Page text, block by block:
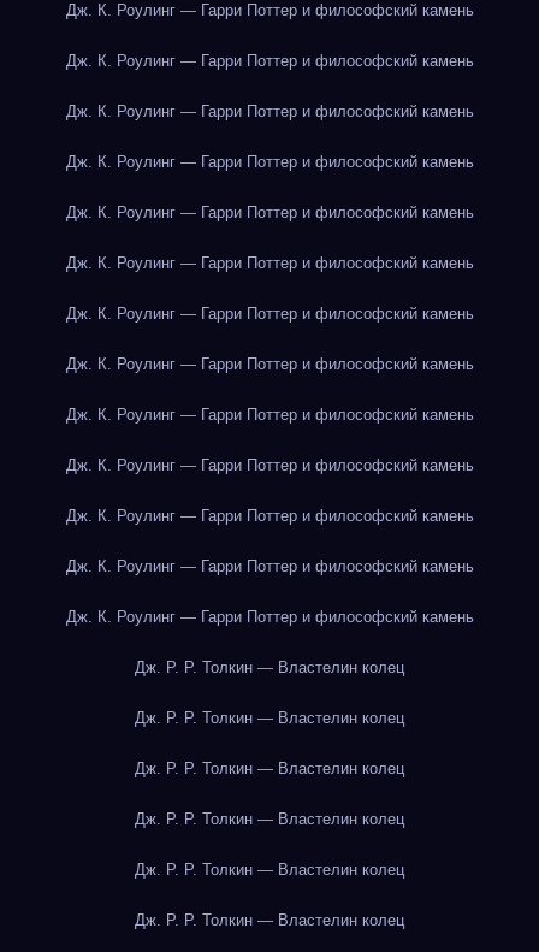
Дж. К. Роулинг — Гарри Поттер и философский камень
Дж. К. Роулинг — Гарри Поттер и философский камень
Дж. К. Роулинг — Гарри Поттер и философский камень
Дж. К. Роулинг — Гарри Поттер и философский камень
Дж. К. Роулинг — Гарри Поттер и философский камень
Дж. К. Роулинг — Гарри Поттер и философский камень
Дж. К. Роулинг — Гарри Поттер и философский камень
Дж. К. Роулинг — Гарри Поттер и философский камень
Дж. К. Роулинг — Гарри Поттер и философский камень
Дж. К. Роулинг — Гарри Поттер и философский камень
Дж. К. Роулинг — Гарри Поттер и философский камень
Дж. К. Роулинг — Гарри Поттер и философский камень
Дж. К. Роулинг — Гарри Поттер и философский камень
Дж. Р. Р. Толкин — Властелин колец
Дж. Р. Р. Толкин — Властелин колец
Дж. Р. Р. Толкин — Властелин колец
Дж. Р. Р. Толкин — Властелин колец
Дж. Р. Р. Толкин — Властелин колец
Дж. Р. Р. Толкин — Властелин колец